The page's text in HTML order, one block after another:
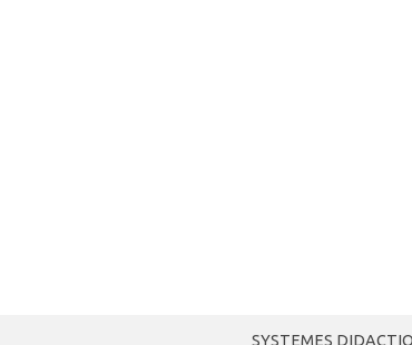
SYSTEMES